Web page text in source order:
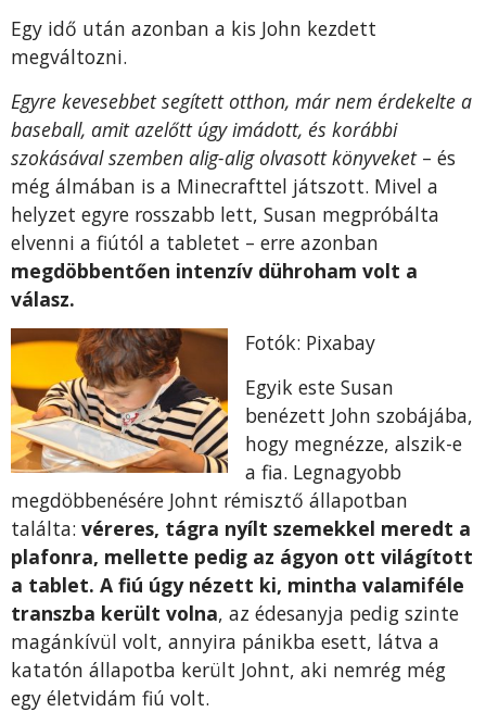
Egy idő után azonban a kis John kezdett
megváltozni.
Egyre kevesebbet segített otthon, már nem érdekelte a
baseball, amit azelőtt úgy imádott, és korábbi
szokásával szemben alig-alig olvasott könyveket– és
még álmában is a Minecrafttel játszott. Mivel a
helyzet egyre rosszabb lett, Susan megpróbálta
elvenni a fiútól a tabletet – erre azonban
megdöbbentően intenzív dühroham volt a
válasz.
Fotók: Pixabay
Egyik este Susan
benézett John szobájába,
hogy megnézze, alszik-e
a fia. Legnagyobb
megdöbbenésére Johnt rémisztő állapotban
találta: véreres, tágra nyílt szemekkel meredt a
plafonra, mellette pedig az ágyon ott világított
a tablet. A fiú úgy nézett ki, mintha valamiféle
transzba került volna, az édesanyja pedig szinte
magánkívül volt, annyira pánikba esett, látva a
katatón állapotba került Johnt, aki nemrég még
egy életvidám fiú volt.